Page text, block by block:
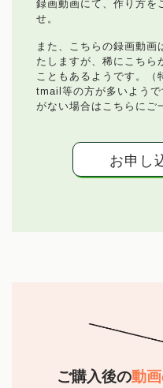
録画動画にて、作り方を
せ。
また、こちらの録画動画
たしますが、稀にこちら
こともあるようです。（
tmail等の方が多いよう
がない場合はこちらにご
お申し
ご購入後の動